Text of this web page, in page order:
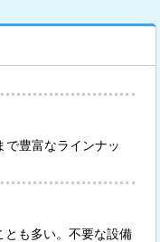
で豊富なラインナッ
とも多い。不要な設備